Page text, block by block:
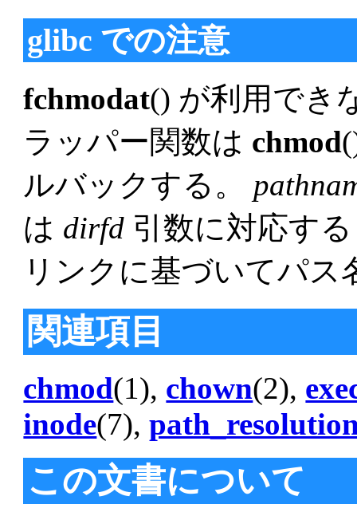
glibc での注意
fchmodat() が利用でき
ラッパー関数は chmod
ルバックする。
は dirfd 引数に対応す
リンクに基づいてパ
関連項目
chmod(1), chown(2),
inode(7),
この文書について